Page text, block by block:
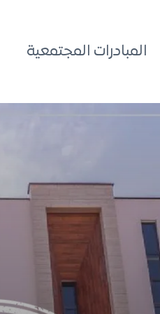
المبادرات المجتمعية